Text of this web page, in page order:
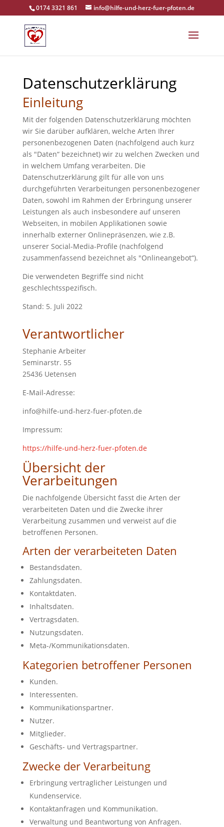
0174 3321 861 info@hilfe-und-herz-fuer-pfoten.de
Datenschutzerklärung
Einleitung
Mit der folgenden Datenschutzerklärung möchten
wir Sie darüber aufklären, welche Arten Ihrer
personenbezogenen Daten (nachfolgend auch kurz
als "Daten“ bezeichnet) wir zu welchen Zwecken und
in welchem Umfang verarbeiten. Die
Datenschutzerklärung gilt für alle von uns
durchgeführten Verarbeitungen personenbezogener
Daten, sowohl im Rahmen der Erbringung unserer
Leistungen als auch insbesondere auf unseren
Webseiten, in mobilen Applikationen sowie
innerhalb externer Onlinepräsenzen, wie z.B.
unserer Social-Media-Profile (nachfolgend
zusammenfassend bezeichnet als "Onlineangebot“).
Die verwendeten Begriffe sind nicht
geschlechtsspezifisch.
Stand: 5. Juli 2022
Verantwortlicher
Stephanie Arbeiter
Seminarstr. 55
25436 Uetensen
E-Mail-Adresse:
info@hilfe-und-herz-fuer-pfoten.de
Impressum:
https://hilfe-und-herz-fuer-pfoten.de
Übersicht der
Verarbeitungen
Die nachfolgende Übersicht fasst die Arten der
verarbeiteten Daten und die Zwecke ihrer
Verarbeitung zusammen und verweist auf die
betroffenen Personen.
Arten der verarbeiteten Daten
Bestandsdaten.
Zahlungsdaten.
Kontaktdaten.
Inhaltsdaten.
Vertragsdaten.
Nutzungsdaten.
Meta-/Kommunikationsdaten.
Kategorien betroffener Personen
Kunden.
Interessenten.
Kommunikationspartner.
Nutzer.
Mitglieder.
Geschäfts- und Vertragspartner.
Zwecke der Verarbeitung
Erbringung vertraglicher Leistungen und
Kundenservice.
Kontaktanfragen und Kommunikation.
Verwaltung und Beantwortung von Anfragen.